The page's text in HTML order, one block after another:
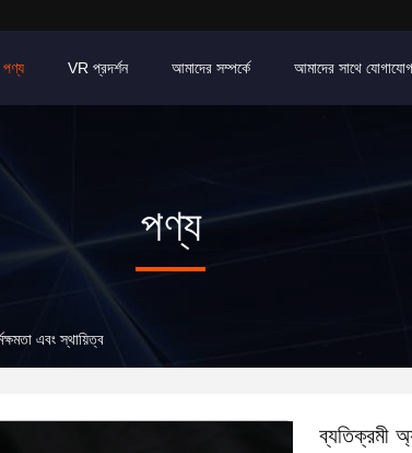
পণ্য VR প্রদর্শন আমাদের সম্পর্কে আমাদের সাথে
পণ্য
এবং স্থায়িত্ব
ব্যতিক্রমী